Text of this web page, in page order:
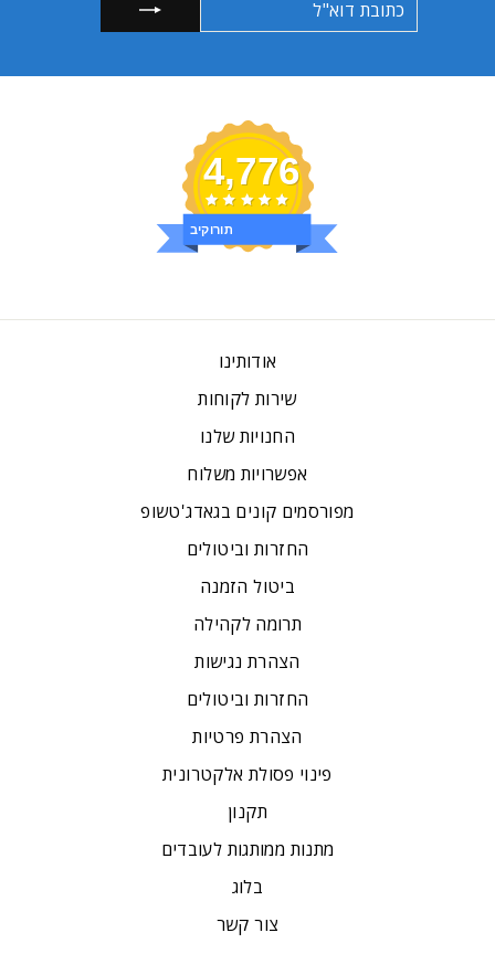
4,776
ביקורות
אודותינו
שירות לקוחות
החנויות שלנו
אפשרויות משלוח
מפורסמים קונים בגאדג'טשופ
החזרות וביטולים
ביטול הזמנה
תרומה לקהילה
הצהרת נגישות
החזרות וביטולים
הצהרת פרטיות
פינוי פסולת אלקטרונית
תקנון
מתנות ממותגות לעובדים
בלוג
צור קשר